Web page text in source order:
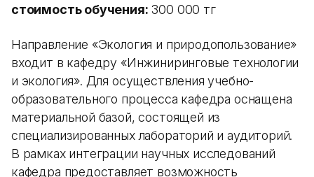
стоимость обучения: 300 000 тг
Направление «Экология и природопользование»
входит в кафедру «Инжиниринговые технологии
и экология». Для осуществления учебно-
образовательного процесса кафедра оснащена
материальной базой, состоящей из
специализированных лабораторий и аудиторий.
В рамках интеграции научных исследований
кафедра предоставляет возможность